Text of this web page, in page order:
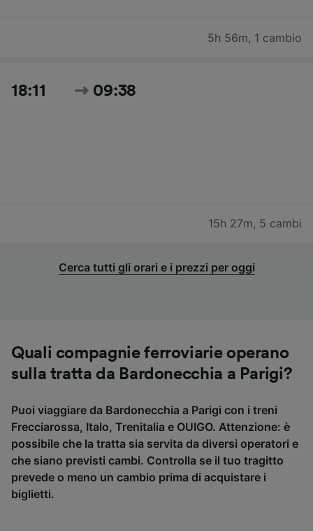
5h 56m, 1 cambio
18:11 09:38
15h 27m, 5 cambi
Cerca tutti gli orari e i prezzi per oggi
Quali compagnie ferroviarie operano
sulla tratta da Bardonecchia a Parigi?
Puoi viaggiare da Bardonecchia a Parigi con i treni
Frecciarossa, Italo, Trenitalia e OUIGO. Attenzione: è
possibile che la tratta sia servita da diversi operatori e
che siano previsti cambi. Controlla se il tuo tragitto
prevede o meno un cambio prima di acquistare i
biglietti.